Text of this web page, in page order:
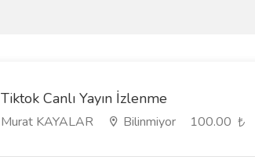
Tiktok Canlı Yayın İzlenme
Murat KAYALAR Bilinmiyor 100.00